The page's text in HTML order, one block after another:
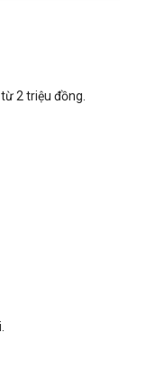
2 triệu đồng.